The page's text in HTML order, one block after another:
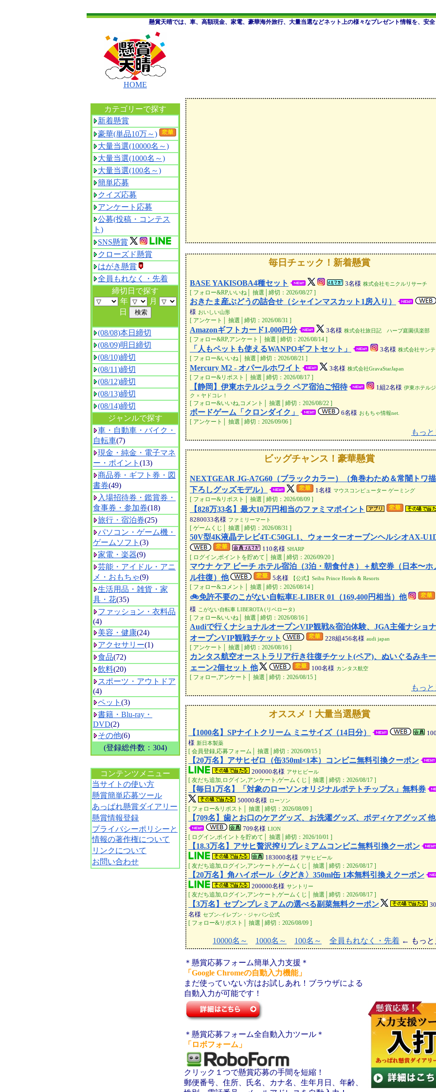
懸賞天晴では、車、高額現金、家電、豪華海外旅行、大量当選などネット上の様々なプレゼント情報を、安全
HOME
カテゴリーで探す
新着懸賞
豪華(単品10万～)
大量当選(10000名～)
大量当選(1000名～)
大量当選(100名～)
簡単応募
クイズ応募
アンケート応募
公募(投稿・コンテス
ト)
SNS懸賞
クローズド懸賞
はがき懸賞
全員もれなく・先着
締切日で探す
年
月
日
(08/08)本日締切
(08/09)明日締切
(08/10)締切
(08/11)締切
(08/12)締切
(08/13)締切
(08/14)締切
ジャンルで探す
車・自動車・バイク・
自転車(7)
現金・純金・電子マネ
ー・ポイント (13)
商品券・ギフト券・図
書券(49)
入場招待券・鑑賞券・
食事券・参加券(18)
旅行・宿泊券(25)
パソコン・ゲーム機・
ゲームソフト (3)
家電・楽器(9)
芸能・アイドル・アニ
メ・おもちゃ(9)
生活用品・雑貨・家
具・花(35)
ファッション・衣料品
(4)
美容・健康(24)
アクセサリー(1)
食品(72)
飲料(20)
スポーツ・アウトドア
(4)
ペット (3)
書籍・Blu-ray・
DVD(2)
その他(6)
(登録総件数：304)
コンテンツメニュー
当サイトの使い方
懸賞簡単応募ツール
あっぱれ懸賞ダイアリー
懸賞情報登録
プライバシーポリシーと
情報の著作権について
リンクについて
お問い合わせ
毎日チェック！新着懸賞
BASE YAKISOBA4種セット 3名様 株式会社モニクルリサーチ
[ フォロー&RP,いいね│ 抽選│締切：2026/08/27 ]
おきたま産ぶどうの詰合せ（シャインマスカット1房入り）
様 おいしい山形
[ アンケート│ 抽選│締切：2026/08/31 ]
Amazonギフトカード1,000円分 3名様 株式会社旅日記 ハーブ庭園倶楽部
[ フォロー&RP,アンケート│ 抽選│締切：2026/08/14 ]
「人もペットも使えるWANPOギフトセット」 3名様 株式会社サンテ
[ フォロー&いいね│ 抽選│締切：2026/08/21 ]
Mercury M2 - オパールホワイト 3名様 株式会社GravaStarJapan
[ フォロー&リポスト│ 抽選│締切：2026/08/17 ]
【静岡】伊東ホテルジュラク ペア宿泊ご招待 1組2名様 伊東ホテル
ク × ヤドコレ！
[ フォロー&いいね,コメント│ 抽選│締切：2026/08/22 ]
ボードゲーム「クロンダイク」 6名様 おもちゃ情報net.
[ アンケート│ 抽選│締切：2026/09/06 ]
もっ
ビッグチャンス！豪華懸賞
NEXTGEAR JG-A7G60（ブラックカラー）（角巻わため＆常闇トワ
下ろしグッズモデル）
1名様 マウスコンピューター ゲーミング
[ フォロー&リポスト│ 抽選│締切：2026/08/09 ]
【828万33名】最大10万円相当のファミマポイント
8280033名様 ファミリーマート
[ ゲームくじ│ 抽選│締切：2026/08/31 ]
50V型4K液晶テレビ4T-C50GL1、ウォーターオーブンヘルシオAX-
110名様 SHARP
[ ログイン,ポイントを貯めて│ 抽選│締切：2026/09/20 ]
マウナ ケア ビーチ ホテル宿泊（3泊・朝食付き）＋航空券（日本〜ホ
ル往復）他
5名様 【公式】Seibu Prince Hotels & Resorts
[ フォロー&コメント│ 抽選│締切：2026/08/14 ]
🚲免許不要のこがない自転車E-LIBER 01（169,400円相当）他
様 こがない自転車 LIBEROTA (リベロータ)
[ フォロー&いいね│ 抽選│締切：2026/08/16 ]
Audiで行くナショナルオープンVIP観戦&宿泊体験、JGA主催ナショ
オープンVIP観戦チケット
228組456名様 audi japan
[ アンケート│ 抽選│締切：2026/08/16 ]
カンタス航空オーストラリア行き往復チケット(ペア)、ぬいぐるみキ
ェーン2個セット 他
100名様 カンタス航空
[ フォロー,アンケート│ 抽選│締切：2026/08/15 ]
もっ
オススメ！大量当選懸賞
【1000名】SPナイトクリーム ミニサイズ（14日分）
様 新日本製薬
[ 会員登録,応募フォーム│ 抽選│締切：2026/09/15 ]
【20万名】アサヒゼロ（缶350ml×1本）コンビニ無料引換クーポン
200000名様 アサヒビール
[ 友だち追加,ログイン,アンケート,ゲームくじ│ 抽選│締切：2026/08/17 ]
【毎日1万名】「対象のローソンオリジナルポテトチップス」無料券
50000名様 ローソン
[ フォロー&リポスト│ 抽選│締切：2026/08/09 ]
【709名】歯とお口のケアグッズ、お洗濯グッズ、ボディケアグッズ 他
709名様 LION
[ ログイン,ポイントを貯めて│ 抽選│締切：2026/10/01 ]
【18.3万名】アサヒ贅沢搾りプレミアムコンビニ無料引換クーポン
183000名様 アサヒビール
[ 友だち追加,ログイン,アンケート,ゲームくじ│ 抽選│締切：2026/08/17 ]
【20万名】角ハイボール〈夕どき〉350ml缶 1本無料引換えクーポン
200000名様 サントリー
[ 友だち追加,ログイン,アンケート,ゲームくじ│ 抽選│締切：2026/08/17 ]
【3万名】セブンプレミアムの選べる副菜無料クーポン
名様 セブン‐イレブン・ジャパン公式
[ フォロー&リポスト│ 抽選│締切：2026/08/09 ]
10000名～ 1000名～ 100名～ 全員もれなく・先着 ← もっと
＊懸賞応募フォーム簡単入力支援＊
「Google Chromeの自動入力機能」
まだ使っていない方はお試しあれ！ブラウザによる
自動入力が可能です！
＊懸賞応募フォーム全自動入力ツール＊
「ロボフォーム」
クリック１つで懸賞応募の手間を短縮！
郵便番号、住所、氏名、カナ名、生年月日、年齢、